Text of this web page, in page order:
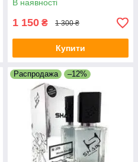
В наявності
1 150 ₴ 1 300 ₴
Купити
Распродажа –12%